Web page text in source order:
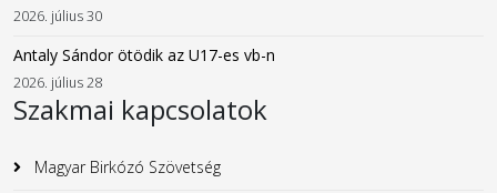
2026. július 30
Antaly Sándor ötödik az U17-es vb-n
2026. július 28
Szakmai kapcsolatok
Magyar Birkózó Szövetség